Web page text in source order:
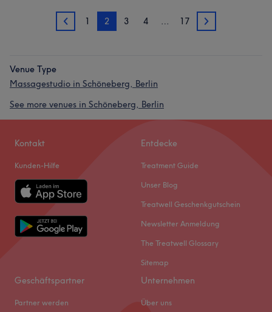
1 1 2 3 4 … 17 3
Venue Type
Massagestudio in Schöneberg, Berlin
See more venues in Schöneberg, Berlin
Kontakt
Kunden-Hilfe
Entdecke
Treatment Guide
Unser Blog
Treatwell Geschenkgutschein
Newsletter Anmeldung
The Treatwell Glossary
Sitemap
Geschäftspartner
Partner werden
Unternehmen
Über uns